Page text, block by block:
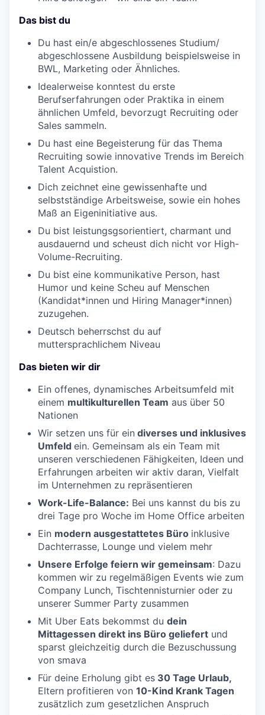
Das bist du
Du hast ein/e abgeschlossenes Studium/
abgeschlossene Ausbildung beispielsweise in
BWL, Marketing oder Ähnliches.
Idealerweise konntest du erste
Berufserfahrungen oder Praktika in einem
ähnlichen Umfeld, bevorzugt Recruiting oder
Sales sammeln.
Du hast eine Begeisterung für das Thema
Recruiting sowie innovative Trends im Bereich
Talent Acquistion.
Dich zeichnet eine gewissenhafte und
selbstständige Arbeitsweise, sowie ein hohes
Maß an Eigeninitiative aus.
Du bist leistungsgsorientiert, charmant und
ausdauernd und scheust dich nicht vor High-
Volume-Recruiting.
Du bist eine kommunikative Person, hast
Humor und keine Scheu auf Menschen
(Kandidat*innen und Hiring Manager*innen)
zuzugehen.
Deutsch beherrschst du auf
muttersprachlichem Niveau
Das bieten wir dir
Ein offenes, dynamisches Arbeitsumfeld mit
einem multikulturellen Team aus über 50
Nationen
Wir setzen uns für ein diverses und inklusives
Umfeld ein. Gemeinsam als ein Team mit
unseren verschiedenen Fähigkeiten, Ideen und
Erfahrungen arbeiten wir aktiv daran, Vielfalt
im Unternehmen zu repräsentieren
Work-Life-Balance: Bei uns kannst du bis zu
drei Tage pro Woche im Home Office arbeiten
Ein modern ausgestattetes Büro inklusive
Dachterrasse, Lounge und vielem mehr
Unsere Erfolge feiern wir gemeinsam: Dazu
kommen wir zu regelmäßigen Events wie zum
Company Lunch, Tischtennisturnier oder zu
unserer Summer Party zusammen
Mit Uber Eats bekommst du dein
Mittagessen direkt ins Büro geliefert und
sparst gleichzeitig durch die Bezuschussung
von smava
Für deine Erholung gibt es 30 Tage Urlaub,
Eltern profitieren von 10-Kind Krank Tagen
zusätzlich zum gesetzlichen Anspruch